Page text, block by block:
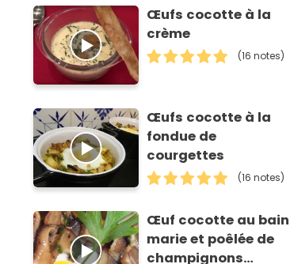
Œufs cocotte à la
crème
(16 notes)
Œufs cocotte à la
fondue de
courgettes
(16 notes)
Œuf cocotte au bain
marie et poêlée de
champignons